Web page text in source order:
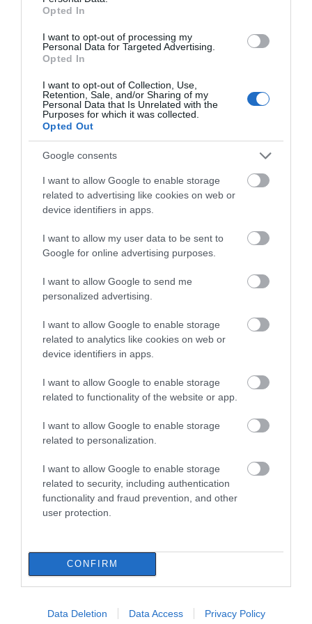
Opted In
I want to opt-out of processing my
Personal Data for Targeted Advertising.
Opted In
I want to opt-out of Collection, Use,
Retention, Sale, and/or Sharing of my
Personal Data that Is Unrelated with the
Purposes for which it was collected.
Opted Out
Google consents
I want to allow Google to enable storage
related to advertising like cookies on web or
device identifiers in apps.
I want to allow my user data to be sent to
Google for online advertising purposes.
I want to allow Google to send me
personalized advertising.
I want to allow Google to enable storage
related to analytics like cookies on web or
device identifiers in apps.
I want to allow Google to enable storage
related to functionality of the website or app.
I want to allow Google to enable storage
related to personalization.
I want to allow Google to enable storage
related to security, including authentication
functionality and fraud prevention, and other
user protection.
CONFIRM
Data Deletion Data Access Privacy Policy
Νέο τροχαίο με υλικές ζημιές
07.08.2026 | 21:40
Εύβοια: Γυναίκα έπεσε θύμα
διαδικτυακής απάτης – Πλήρωσε
για τρακτέρ που δεν παρέλαβε
Τραγωδία στην Εύβοια: Άνδρας
ανασύρθηκε χωρίς τις αισθήσεις
του από τη θάλασσα
Ανακοινώθηκαν νέες προσλήψεις
07.08.2026 | 20:40
Ποιοι και γιατί θα πάρουν
διπλάσια σύνταξη τον Αύγουστο
07.08.2026 | 20:20
Δείτε τι έκανε Δήμος της Εύβοιας
07.08.2026 | 20:00
Μητέρα και γιος οι νεκροί από τη
σύγκρουση αυτοκινήτου με
φορτηγό
07.08.2026 | 19:40
Ράγισαν καρδιές στην Εύβοια: Το
τελευταίο «αντίο» στον 36χρονο
επιχειρηματία
Εύβοια: Ηχηρό μήνυμα
πέντε χρόνια μετά τη